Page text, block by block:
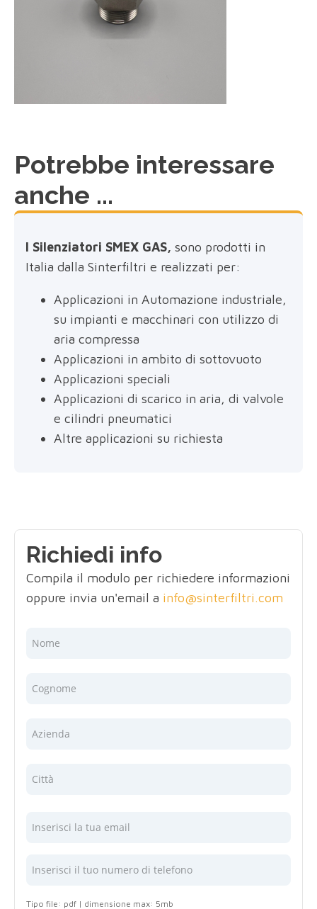
Potrebbe interessare
anche ...
I Silenziatori SMEX GAS, sono prodotti in
Italia dalla Sinterfiltri e realizzati per:
Applicazioni in Automazione industriale,
su impianti e macchinari con utilizzo di
aria compressa
Applicazioni in ambito di sottovuoto
Applicazioni speciali
Applicazioni di scarico in aria, di valvole
e cilindri pneumatici
Altre applicazioni su richiesta
Richiedi info
Compila il modulo per richiedere informazioni
oppure invia un'email a info@sinterfiltri.com